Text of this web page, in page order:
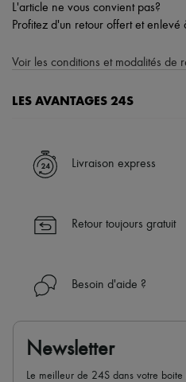
L'article ne vous convient pas?
Profitez d'un retour offert et enlevé
Voir les conditions et modalités de
LES AVANTAGES 24S
✓ Bénéficiez de la livraison
✓ Soyez libre de changer d’avis,
client 24h/24
En savoir plus sur 24S, une
Livraison express
Retour toujours gratuit
Besoin d'aide ?
Newsletter
Le meilleur de 24S dans votre